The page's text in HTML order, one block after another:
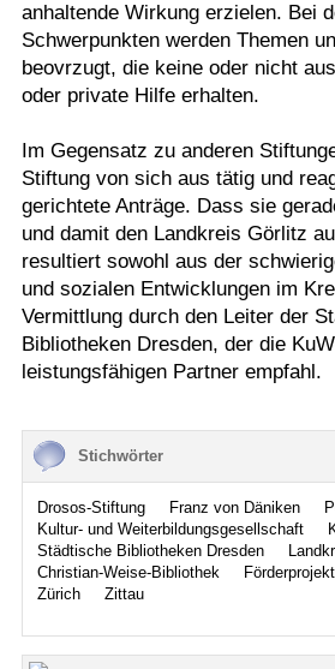
anhaltende Wirkung erzielen. Bei
Schwerpunkten werden Themen
beovrzugt, die keine oder nicht
oder private Hilfe erhalten.
Im Gegensatz zu anderen
Stiftung von sich aus tätig und
gerichtete Anträge. Dass sie
und damit den Landkreis Görlitz
resultiert sowohl aus der
und sozialen Entwicklungen im
Vermittlung durch den Leiter der
Bibliotheken Dresden, der die
leistungsfähigen Partner empfahl.
Stichwörter
Drosos-Stiftung Franz von Däniken
Kultur- und Weiterbildungsgesellschaft
Städtische Bibliotheken Dresden
Christian-Weise-Bibliothek
Förderprojekt
Zürich
Zittau